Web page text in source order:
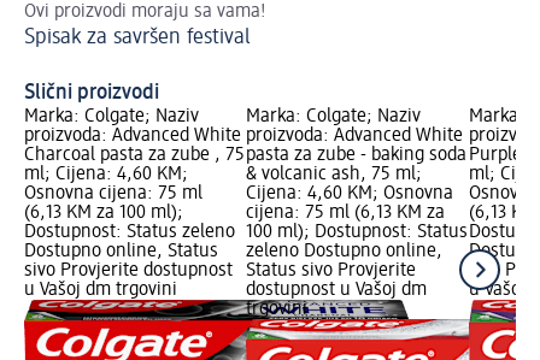
Ovi proizvodi moraju sa vama!
Spisak za savršen festival
Slični proizvodi
Marka: Colgate; Naziv
proizvoda: Advanced White
Charcoal pasta za zube , 75
ml; Cijena: 4,60 KM;
Osnovna cijena: 75 ml
(6,13 KM za 100 ml);
Dostupnost: Status zeleno
Dostupno online, Status
sivo Provjerite dostupnost
u Vašoj dm trgovini
Marka: Colgate; Naziv
proizvoda: Advanced White
pasta za zube - baking soda
& volcanic ash, 75 ml;
Cijena: 4,60 KM; Osnovna
cijena: 75 ml (6,13 KM za
100 ml); Dostupnost: Status
zeleno Dostupno online,
Status sivo Provjerite
dostupnost u Vašoj dm
trgovini
Marka:
Purple
ml;
(6,13
sivo
u Vašoj